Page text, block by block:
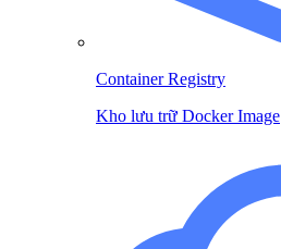
Container Registry
Kho lưu trữ Docker Image